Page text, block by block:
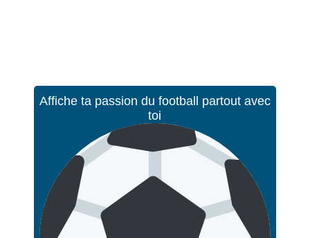
Affiche ta passion du football partout avec
toi